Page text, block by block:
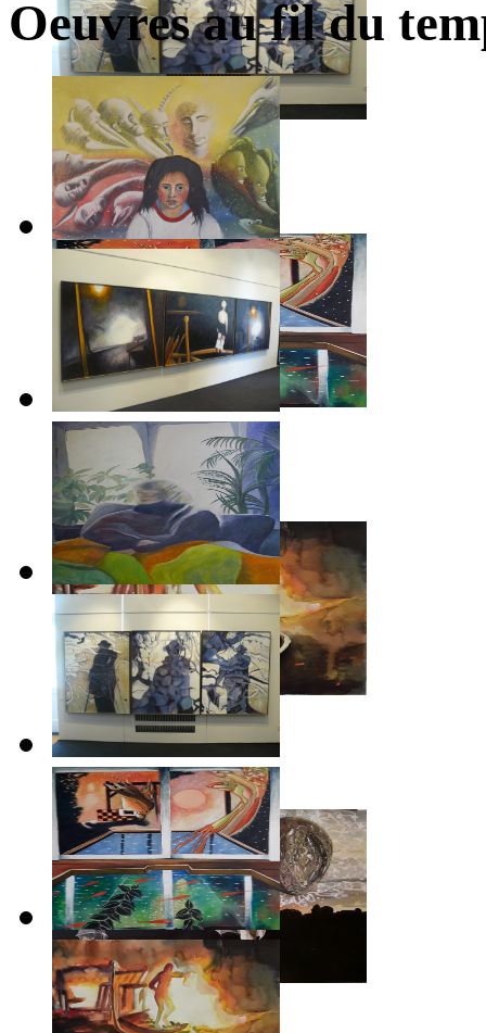
Les bassins
2022
Le feu
2022
Météorites
2022
Petits retables
Oeuvres au fil du